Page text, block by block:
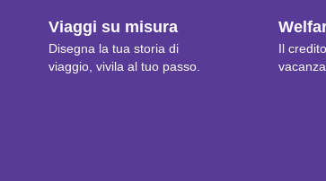
Viaggi su misura
Disegna la tua storia di
viaggio, vivila al tuo passo.
Il